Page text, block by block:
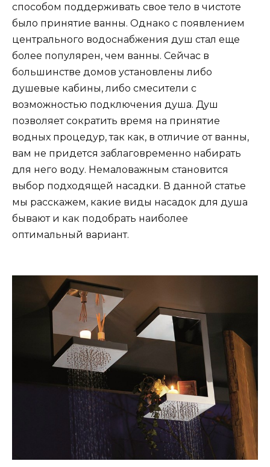
способом поддерживать свое тело в чистоте
было принятие ванны. Однако с появлением
центрального водоснабжения душ стал еще
более популярен, чем ванны. Сейчас в
большинстве домов установлены либо
душевые кабины, либо смесители с
возможностью подключения душа. Душ
позволяет сократить время на принятие
водных процедур, так как, в отличие от ванны,
вам не придется заблаговременно набирать
для него воду. Немаловажным становится
выбор подходящей насадки. В данной статье
мы расскажем, какие виды насадок для душа
бывают и как подобрать наиболее
оптимальный вариант.